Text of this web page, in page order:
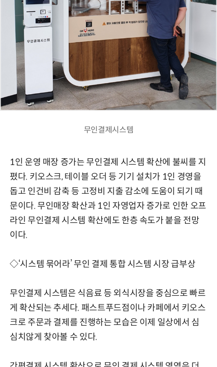
무인결제시스템
1인 운영 매장 증가는 무인결제 시스템 확산에 불씨를 지
폈다. 키오스크, 테이블 오더 등 기기 설치가 1인 경영을
돕고 인건비 감축 등 고정비 지출 감소에 도움이 되기 때
문이다. 무인매장 확산과 1인 자영업자 증가로 인한 오프
라인 무인결제 시스템 확산에도 한층 속도가 붙을 전망
이다.
◇‘시스템 묶어라’ 무인 결제 통합 시스템 시장 급부상
무인결제 시스템은 식음료 등 외식시장을 중심으로 빠르
게 확산되는 추세다. 패스트푸드점이나 카페에서 키오스
크로 주문과 결제를 진행하는 모습은 이제 일상에서 심
심치않게 찾아볼 수 있다.